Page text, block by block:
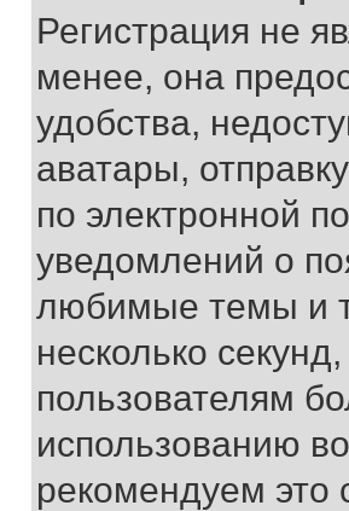
Регистрация не
менее, она
удобства,
аватары,
по электронной
уведомлений о
любимые темы и
несколько
пользователям
использованию
рекомендуем это